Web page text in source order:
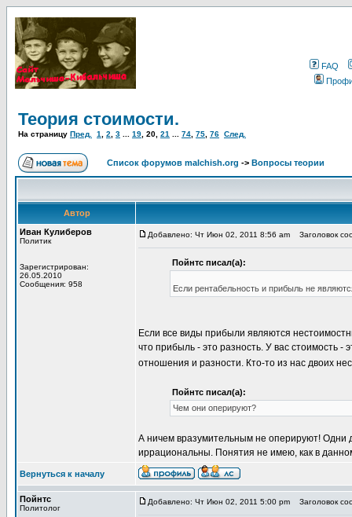
FAQ
Теория стоимости.
На страницу Пред. 1 2 3 19 20 21 74 75 76 След.
Список форумов malchish.org -> Вопросы теории
Автор
Иван Кулиберов
Политик
Зарегистрирован:
26.05.2010
Сообщения: 958
Добавлено: Чт Июн 02, 2011 8:56 am Заголовок
Пойнтс писал(а):
Если рентабельность и прибыль не
Если все виды прибыли являются
что прибыль - это разность. У вас стоимость
отношения и разности. Кто-то из нас двоих
Пойнтс писал(а):
Чем они оперируют?
А ничем вразумительным не оперируют!
иррациональны. Понятия не имею, как в
Вернуться к началу
Пойнтс
Политолог
Добавлено: Чт Июн 02, 2011 5:00 pm Заголовок